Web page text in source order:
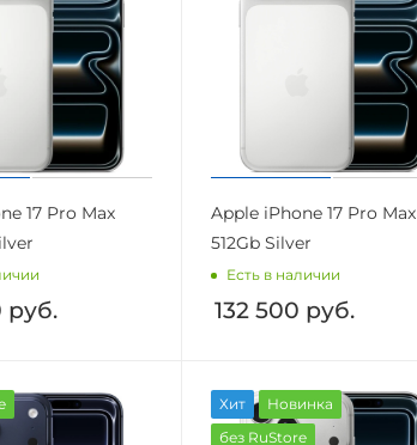
17 Pro Max
руб.
Apple iPhone 17 Pro Max
512Gb Silver
Есть в наличии
132 500 руб.
Хит
Новинка
без RuStore